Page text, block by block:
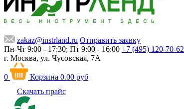
zakaz@instrland.ru Отправить заявку
Пн-Чт 9:00 - 17:30; Пт 9:00 - 16:00 +7 (495) 120-70-62
г. Москва, ул. Чусовская, 7А
0 Корзина 0.00 руб
Скачать прайс